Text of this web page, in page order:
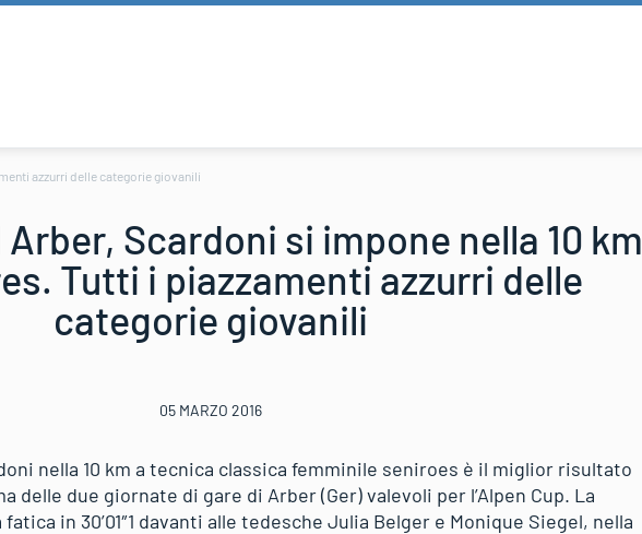
azzurri delle categorie giovanili
Arber, Scardoni si impone nella 10 km
Tutti i piazzamenti azzurri delle
categorie giovanili
05 MARZO 2016
nella 10 km a tecnica classica femminile seniroes è il miglior risultato
delle due giornate di gare di Arber (Ger) valevoli per l’Alpen Cup. La
in 30’01″1 davanti alle tedesche Julia Belger e Monique Siegel, nella